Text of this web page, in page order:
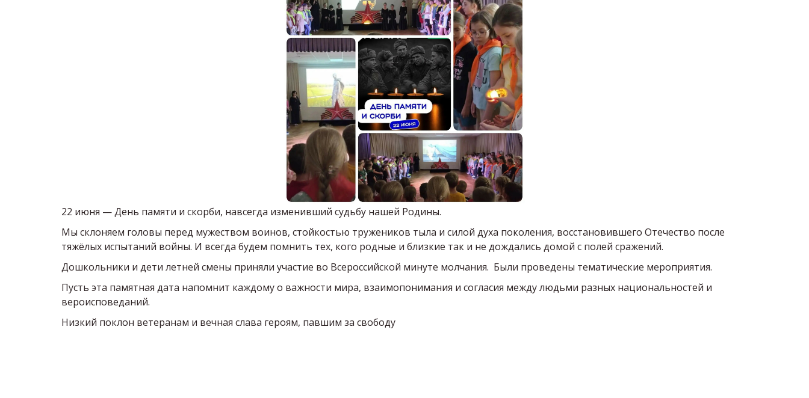
22 июня — День памяти и скорби, навсегда изменивший судьбу нашей Родины.
Мы склоняем головы перед мужеством воинов, стойкостью тружеников тыла и силой духа поколения, восстановившего Отечество после
тяжёлых испытаний войны. И всегда будем помнить тех, кого родные и близкие так и не дождались домой с полей сражений.
Дошкольники и дети летней смены приняли участие во Всероссийской минуте молчания.  Были проведены тематические мероприятия.
Пусть эта памятная дата напомнит каждому о важности мира, взаимопонимания и согласия между людьми разных национальностей и
вероисповеданий.
Низкий поклон ветеранам и вечная слава героям, павшим за свободу